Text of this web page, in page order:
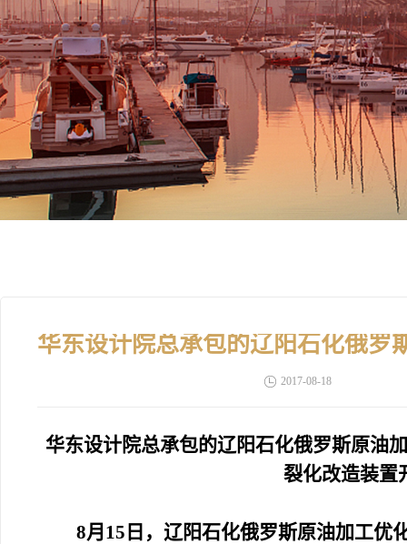
2017-08-18
华东设计院总承包的辽阳石化俄罗斯原油
裂化改造装置
8月15日 ，辽阳石化俄罗斯原油加工优